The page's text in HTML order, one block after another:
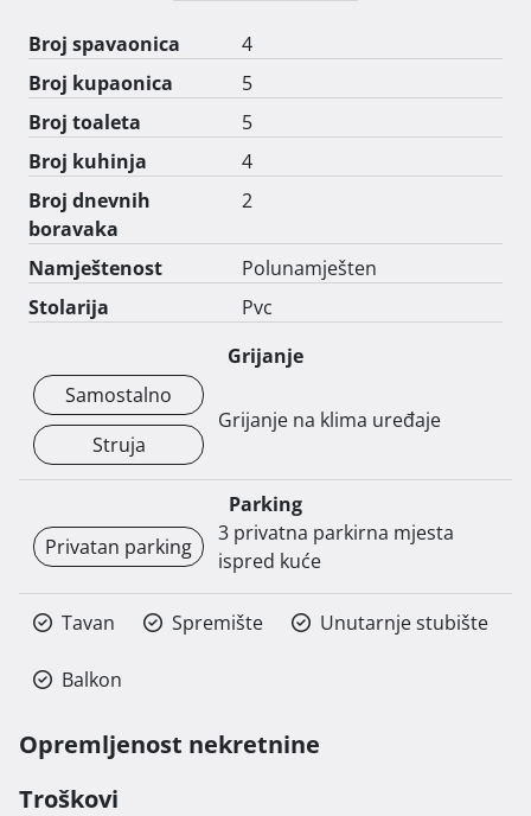
Broj spavaonica
4
Broj kupaonica
5
Broj toaleta
5
Broj kuhinja
4
Broj dnevnih
boravaka
2
Namještenost
Polunamješten
Stolarija
Pvc
Grijanje
Samostalno
Struja
Grijanje na klima uređaje
Parking
Privatan parking
3 privatna parkirna mjesta
ispred kuće
Tavan Spremište Unutarnje stubište
Balkon
Opremljenost nekretnine
Troškovi